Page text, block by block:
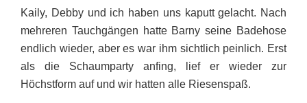
Kaily, Debby und ich haben uns kaputt gelacht. Nach
mehreren Tauchgängen hatte Barny seine Badehose
endlich wieder, aber es war ihm sichtlich peinlich. Erst
als die Schaumparty anfing, lief er wieder zur
Höchstform auf und wir hatten alle Riesenspaß.